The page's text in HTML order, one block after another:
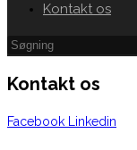
Kontakt os
Kontakt os
Facebook Linkedin